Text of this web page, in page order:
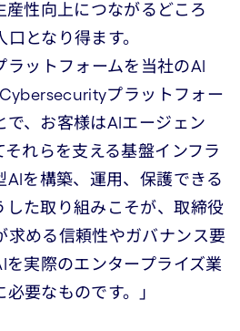
性向上につながるどころ
となり得ます。
ットフォームを当社のAI
プラットフォー
で、お客様はAIエージェン
それらを支える基盤インフラ
AIを構築、運用、保護できる
した取り組みこそが、取締役
求める信頼性やガバナンス要
実際のエンタープライズ業
要なものです。」